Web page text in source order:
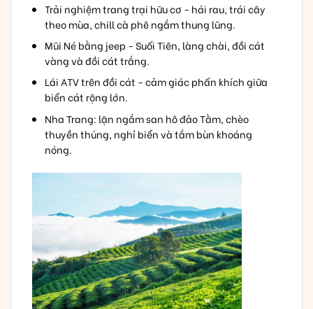
Trải nghiệm trang trại hữu cơ - hái rau, trái cây
theo mùa, chill cà phê ngắm thung lũng.
Mũi Né bằng jeep - Suối Tiên, làng chài, đồi cát
vàng và đồi cát trắng.
Lái ATV trên đồi cát - cảm giác phấn khích giữa
biển cát rộng lớn.
Nha Trang: lặn ngắm san hô đảo Tằm, chèo
thuyền thúng, nghỉ biển và tắm bùn khoáng
nóng.